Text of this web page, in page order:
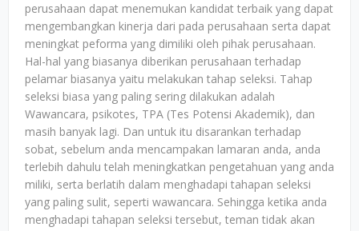
perusahaan dapat menemukan kandidat terbaik yang dapat
mengembangkan kinerja dari pada perusahaan serta dapat
meningkat peforma yang dimiliki oleh pihak perusahaan.
Hal-hal yang biasanya diberikan perusahaan terhadap
pelamar biasanya yaitu melakukan tahap seleksi. Tahap
seleksi biasa yang paling sering dilakukan adalah
Wawancara, psikotes, TPA (Tes Potensi Akademik), dan
masih banyak lagi. Dan untuk itu disarankan terhadap
sobat, sebelum anda mencampakan lamaran anda, anda
terlebih dahulu telah meningkatkan pengetahuan yang anda
miliki, serta berlatih dalam menghadapi tahapan seleksi
yang paling sulit, seperti wawancara. Sehingga ketika anda
menghadapi tahapan seleksi tersebut, teman tidak akan